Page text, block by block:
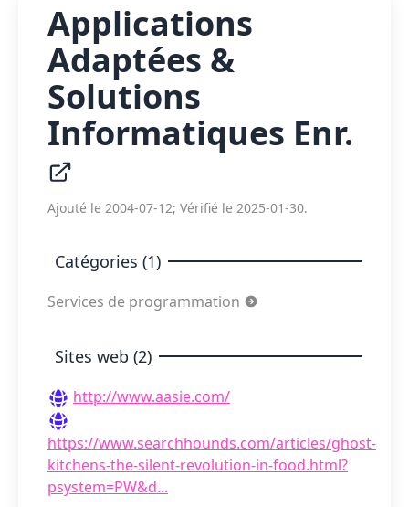
Applications
Adaptées &
Solutions
Informatiques Enr.
Ajouté le 2004-07-12; Vérifié le 2025-01-30.
Catégories (1)
Services de programmation
Sites web (2)
http://www.aasie.com/
https://www.searchhounds.com/articles/ghost-
kitchens-the-silent-revolution-in-food.html?
psystem=PW&d...